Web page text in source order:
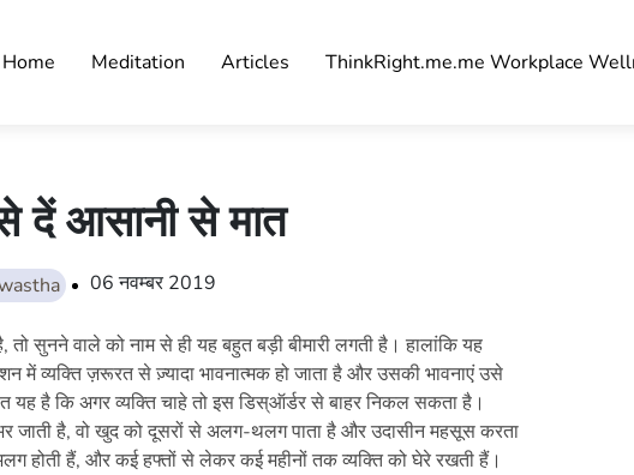
Home Meditation Articles ThinkRight.me.me Workplace
दें आसानी से मात
06 नवम्बर 2019
सुनने वाले को नाम से ही यह बहुत बड़ी बीमारी लगती है। हालांकि यह
में व्यक्ति ज़रूरत से ज़्यादा भावनात्मक हो जाता है और उसकी भावनाएं उसे
यह है कि अगर व्यक्ति चाहे तो इस डिस्ऑर्डर से बाहर निकल सकता है।
जाती है, वो खुद को दूसरों से अलग-थलग पाता है और उदासीन महसूस करता
होती हैं, और कई हफ्तों से लेकर कई महीनों तक व्यक्ति को घेरे रखती हैं।